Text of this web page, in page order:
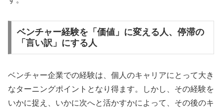
ベンチャー経験を「価値」に変える人、停滞の
「言い訳」にする人
ベンチャー企業での経験は、個人のキャリアにとって大き
なターニングポイントとなり得ます。しかし、その経験を
いかに捉え、いかに次へと活かすかによって、その後のキ